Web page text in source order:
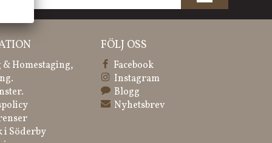
Homestaging,
i Söderby
FÖLJ OSS
Facebook
Instagram
Blogg
Nyhetsbrev